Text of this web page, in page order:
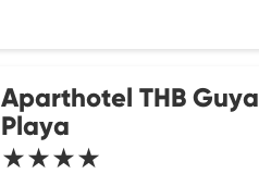
Aparthotel THB Guya
Playa
★★★★